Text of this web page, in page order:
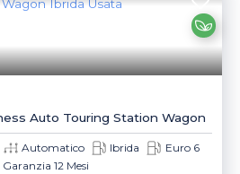
Auto Touring Station Wagon
Automatico Ibrida
Euro 6
Garanzia 12 Mesi